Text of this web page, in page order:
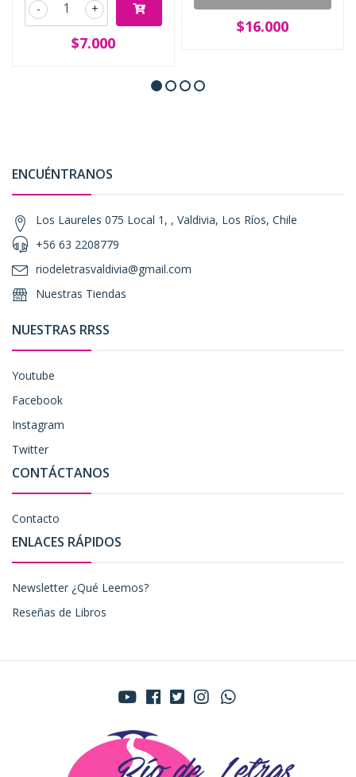
+
-
$7.000
$16.000
ENCUÉNTRANOS
Los Laureles 075 Local 1, , Valdivia, Los Ríos, Chile
+56 63 2208779
riodeletrasvaldivia@gmail.com
Nuestras Tiendas
NUESTRAS RRSS
Youtube
Facebook
Instagram
Twitter
CONTÁCTANOS
Contacto
ENLACES RÁPIDOS
Newsletter ¿Qué Leemos?
Reseñas de Libros